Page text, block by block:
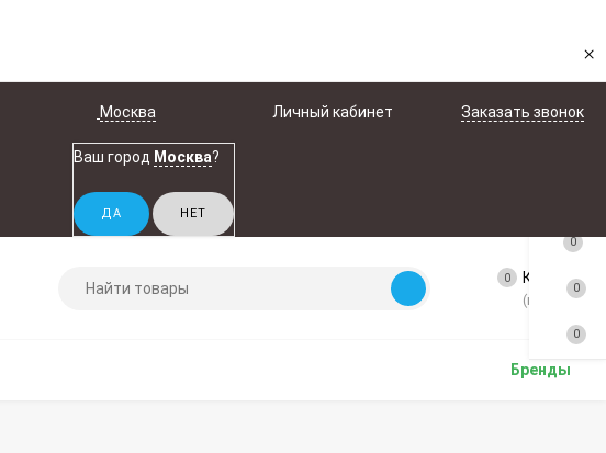
×
Москва
Ваш город Москва?
Личный кабинет Заказать звонок
0 Корзина
(пусто)
Бренды
0
0
0